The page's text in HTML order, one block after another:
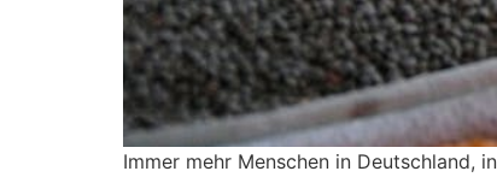
Immer mehr Menschen in Deutschland,